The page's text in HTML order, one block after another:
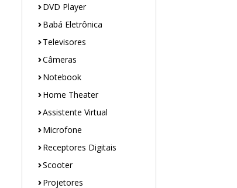
DVD Player
Babá Eletrônica
Televisores
Câmeras
Notebook
Home Theater
Assistente Virtual
Microfone
Receptores Digitais
Scooter
Projetores